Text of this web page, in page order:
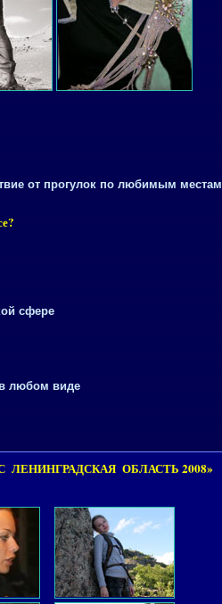
от прогулок по любимым местам
сфере
любом виде
ОБЛАСТЬ 2008»